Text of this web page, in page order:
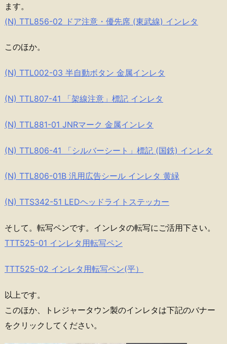
ます。
(N) TTL856-02 ドア注意・優先席 (東武線) インレタ
このほか。
(N) TTL002-03 半自動ボタン 金属インレタ
(N) TTL807-41 「架線注意」標記 インレタ
(N) TTL881-01 JNRマーク 金属インレタ
(N) TTL806-41 「シルバーシート」標記 (国鉄) インレタ
(N) TTL806-01B 汎用広告シール インレタ 黄緑
(N) TTS342-51 LEDヘッドライトステッカー
そして。転写ペンです。インレタの転写にご活用下さい。
TTT525-01 インレタ用転写ペン
TTT525-02 インレタ用転写ペン(平）
以上です。
このほか、トレジャータウン製のインレタは下記のバナー
をクリックしてください。